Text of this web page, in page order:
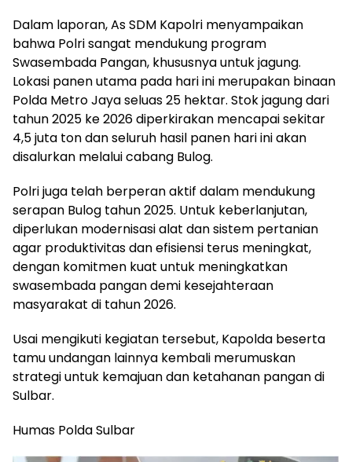
Dalam laporan, As SDM Kapolri menyampaikan
bahwa Polri sangat mendukung program
Swasembada Pangan, khususnya untuk jagung.
Lokasi panen utama pada hari ini merupakan binaan
Polda Metro Jaya seluas 25 hektar. Stok jagung dari
tahun 2025 ke 2026 diperkirakan mencapai sekitar
4,5 juta ton dan seluruh hasil panen hari ini akan
disalurkan melalui cabang Bulog.
Polri juga telah berperan aktif dalam mendukung
serapan Bulog tahun 2025. Untuk keberlanjutan,
diperlukan modernisasi alat dan sistem pertanian
agar produktivitas dan efisiensi terus meningkat,
dengan komitmen kuat untuk meningkatkan
swasembada pangan demi kesejahteraan
masyarakat di tahun 2026.
Usai mengikuti kegiatan tersebut, Kapolda beserta
tamu undangan lainnya kembali merumuskan
strategi untuk kemajuan dan ketahanan pangan di
Sulbar.
Humas Polda Sulbar